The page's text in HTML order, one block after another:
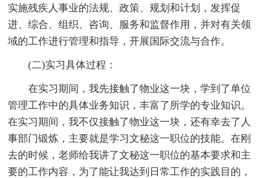
实施残疾人事业的法规、政策、规划和计划，发挥促
进、综合、组织、咨询、服务和监督作用，并对有关领
域的工作进行管理和指导，开展国际交流与合作。
(二)实习具体过程：
在实习期间，我先接触了物业这一块，学到了单位
管理工作中的具体业务知识，丰富了所学的专业知识。
在实习期间，我不仅接触了物业这一块，还有幸去了人
事部门锻炼，主要就是学习文秘这一职位的技能。在刚
去的时候，老师给我讲了文秘这一职位的基本要求和主
要的工作内容，为了能让我达到日常工作的实践目的，